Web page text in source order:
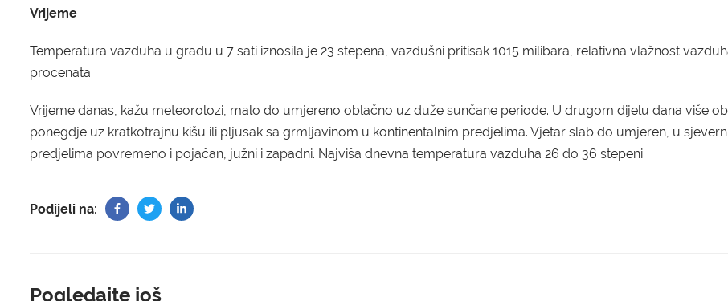
Vrijeme
Temperatura vazduha u gradu u 7 sati iznosila je 23 stepena, vazdušni pritisak 1015 milibara, relativna vlažnost
procenata.
Vrijeme danas, kažu meteorolozi, malo do umjereno oblačno uz duže sunčane periode. U drugom dijelu dana više
ponegdje uz kratkotrajnu kišu ili pljusak sa grmljavinom u kontinentalnim predjelima. Vjetar slab do umjeren, u
predjelima povremeno i pojačan, južni i zapadni. Najviša dnevna temperatura vazduha 26 do 36 stepeni.
Podijeli na:
Pogledajte još